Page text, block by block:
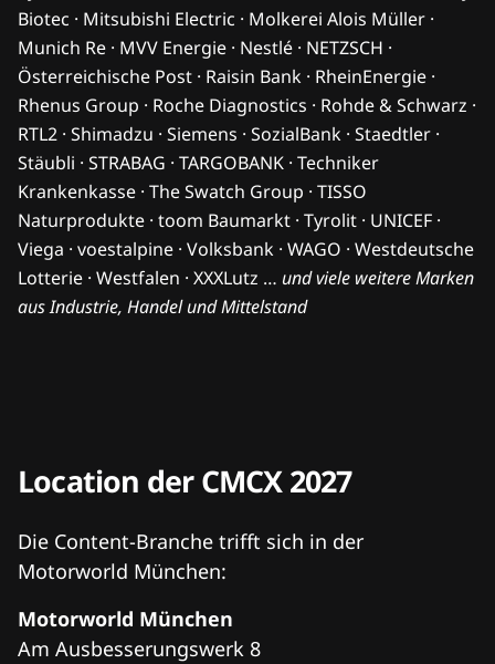
Biotec · Mitsubishi Electric · Molkerei Alois Müller ·
Munich Re · MVV Energie · Nestlé · NETZSCH ·
Österreichische Post · Raisin Bank · RheinEnergie ·
Rhenus Group · Roche Diagnostics · Rohde & Schwarz ·
RTL2 · Shimadzu · Siemens · SozialBank · Staedtler ·
Stäubli · STRABAG · TARGOBANK · Techniker
Krankenkasse · The Swatch Group · TISSO
Naturprodukte · toom Baumarkt · Tyrolit · UNICEF ·
Viega · voestalpine · Volksbank · WAGO · Westdeutsche
Lotterie · Westfalen · XXXLutz … und viele weitere Marken
aus Industrie, Handel und Mittelstand
Location der CMCX 2027
Die Content-Branche trifft sich in der
Motorworld München:
Motorworld München
Am Ausbesserungswerk 8